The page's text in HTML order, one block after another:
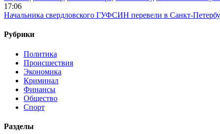
17:06
Начальника свердловского ГУФСИН перевели в Санкт-
Рубрики
Политика
Происшествия
Экономика
Криминал
Финансы
Общество
Спорт
Разделы